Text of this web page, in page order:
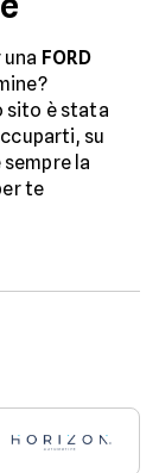
FORD
sito è stata
su
la
te